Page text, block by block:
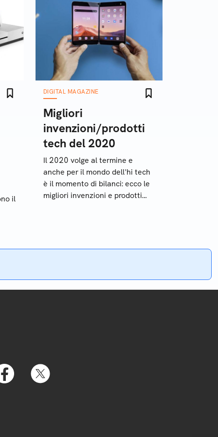
il
DIGITAL MAGAZINE
Migliori
invenzioni/prodotti
tech del 2020
Il 2020 volge al termine e
anche per il mondo dell'hi tech
è il momento di bilanci: ecco le
migliori invenzioni e prodotti